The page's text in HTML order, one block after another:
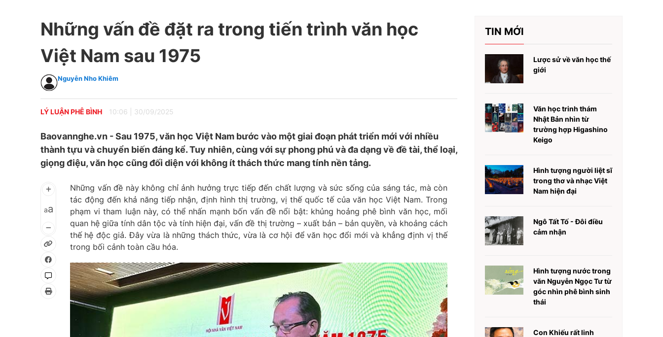
Những vấn đề đặt ra trong tiến trình văn học
Việt Nam sau 1975
Nguyễn Nho Khiêm
LÝ LUẬN PHÊ BÌNH 10:06 30/09/2025
Baovannghe.vn - Sau 1975, văn học Việt Nam bước vào một giai đoạn phát triển mới với nhiều
thành tựu và chuyển biến đáng kể. Tuy nhiên, cùng với sự phong phú và đa dạng về đề tài, thể loại,
giọng điệu, văn học cũng đối diện với không ít thách thức mang tính nền tảng.
aa
Những vấn đề này không chỉ ảnh hưởng trực tiếp đến chất lượng và sức sống của sáng tác, mà còn
tác động đến khả năng tiếp nhận, định hình thị trường, vị thế quốc tế của văn học Việt Nam. Trong
phạm vi tham luận này, có thể nhấn mạnh bốn vấn đề nổi bật: khủng hoảng phê bình văn học, mối
quan hệ giữa tính dân tộc và tính hiện đại, vấn đề thị trường – xuất bản – bản quyền, và khoảng cách
thế hệ độc giả. Đây vừa là những thách thức, vừa là cơ hội để văn học đổi mới và khẳng định vị thế
trong bối cảnh toàn cầu hóa.
TIN MỚI
Lược sử về văn học thế
giới
Văn học trinh thám
Nhật Bản nhìn từ
trường hợp Higashino
Keigo
Hình tượng người liệt sĩ
trong thơ và nhạc Việt
Nam hiện đại
Ngô Tất Tố - Đôi điều
cảm nhận
Hình tượng nước trong
văn Nguyễn Ngọc Tư từ
góc nhìn phê bình sinh
thái
Con Khiếu rất linh